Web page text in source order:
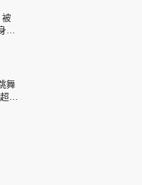
被
回
舞
大